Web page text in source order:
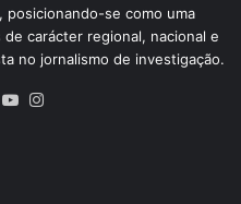
posicionando-se como uma
carácter regional, nacional e
no jornalismo de investigação.
X YouTube